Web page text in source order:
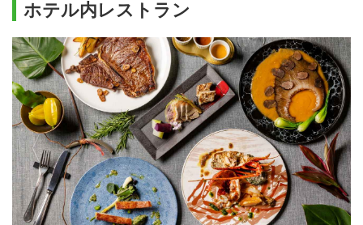
ホテル内レストラン